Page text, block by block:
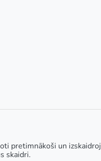
pretimnākoši un
skaidri.